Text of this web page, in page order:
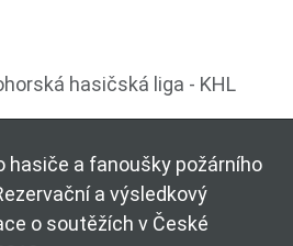
hasičská liga - KHL
hasiče a fanoušky požárního
a výsledkový
o soutěžích v České